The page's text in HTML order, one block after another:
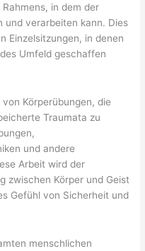
in dem der
und verarbeiten kann. Dies
Einzelsitzungen, in denen
Umfeld geschaffen
Körperübungen, die
Traumata zu
und andere
Arbeit wird der
zwischen Körper und Geist
Gefühl von Sicherheit und
menschlichen